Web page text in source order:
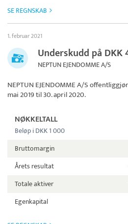
SE REGNSKAB
1. februar 2021
Underskudd på DKK
NEPTUN EJENDOMME A/S
NEPTUN EJENDOMME A/S
mai 2019 til 30. april 2020.
NØKKELTALL
Beløp i DKK 1 000
Bruttomargin
Årets resultat
Totale aktiver
Egenkapital